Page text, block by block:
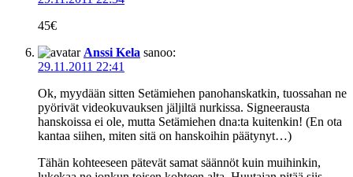
45€
Anssi Kela sanoo:
29.11.2011 22:41
Ok, myydään sitten Setämiehen panohanskatkin, tuossahan ne
pyörivät videokuvauksen jäljiltä nurkissa. Signeerausta
hanskoissa ei ole, mutta Setämiehen dna:ta kuitenkin! (En ota
kantaa siihen, miten sitä on hanskoihin päätynyt…)
Tähän kohteeseen pätevät samat säännöt kuin muihinkin,